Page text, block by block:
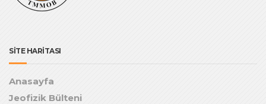
SİTE HARİTASI
Anasayfa
Jeofizik Bülteni